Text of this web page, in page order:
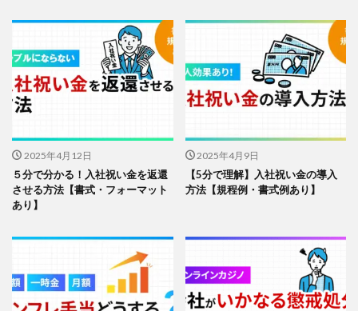
2025年4月12日
５分で分かる！入社祝い金を返還
させる方法【書式・フォーマット
あり】
2025年4月9日
【5分で理解】入社祝い金の導入
方法【規程例・書式例あり】